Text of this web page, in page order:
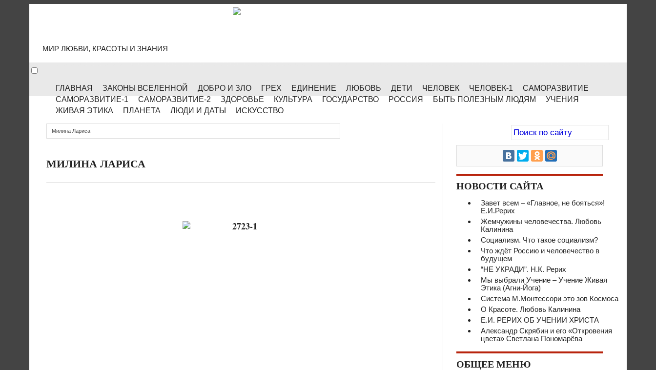
МИР ЛЮБВИ, КРАСОТЫ И ЗНАНИЯ
ГЛАВНАЯ ЗАКОНЫ ВСЕЛЕННОЙ ДОБРО И ЗЛО ГРЕХ ЕДИНЕНИЕ ЛЮБОВЬ ДЕТИ ЧЕЛОВЕК ЧЕЛОВЕК-1
САМОРАЗВИТИЕ
САМОРАЗВИТИЕ-1
САМОРАЗВИТИЕ-2 ЗДОРОВЬЕ КУЛЬТУРА ГОСУДАРСТВО РОССИЯ БЫТЬ ПОЛЕЗНЫМ ЛЮДЯМ
УЧЕНИЯ
ЖИВАЯ ЭТИКА
ПЛАНЕТА ЛЮДИ И ДАТЫ ИСКУССТВО
Милина Лариса
МИЛИНА ЛАРИСА
НОВОСТИ САЙТА
Завет всем – «Главное, не бояться»!
Е.И.Рерих
Жемчужины человечества. Любовь
Калинина
Социализм. Что такое социализм?
Что ждёт Россию и человечество в
будущем
“НЕ УКРАДИ”. Н.К. Рерих
Мы выбрали Учение – Учение Живая
Этика (Агни-Йога)
Система М.Монтессори это зов Космоса
О Красоте. Любовь Калинина
Е.И. РЕРИХ ОБ УЧЕНИИ ХРИСТА
Александр Скрябин и его «Откровения
цвета» Светлана Пономарёва
ОБЩЕЕ МЕНЮ